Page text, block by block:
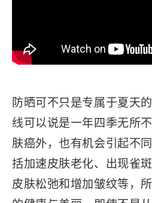
防晒可不只是专属于夏天
线可以说是一年四季无所
肤癌外，也有机会引起不
括加速皮肤老化、出现雀
皮肤松弛和增加皱纹等，